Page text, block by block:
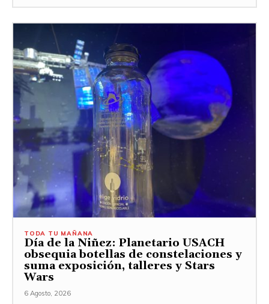
TODA TU MAÑANA
Día de la Niñez: Planetario USACH
obsequia botellas de constelaciones y
suma exposición, talleres y Stars
Wars
6 Agosto, 2026